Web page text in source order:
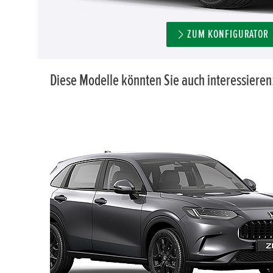
ZUM KONFIGURATOR
Diese Modelle könnten Sie auch